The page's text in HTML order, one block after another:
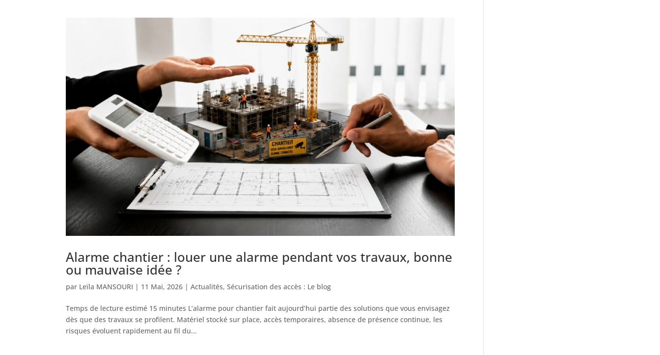
Alarme chantier : louer une alarme pendant vos travaux, bonne
ou mauvaise idée ?
par Leïla MANSOURI | 11 Mai, 2026 |Actualités,Sécurisation des accès : Le blog
Temps de lecture estimé 15 minutes L’alarme pour chantier fait aujourd’hui partie des solutions que vous envisagez
dès que des travaux se profilent. Matériel stocké sur place, accès temporaires, absence de présence continue, les
risques évoluent rapidement au fil du...